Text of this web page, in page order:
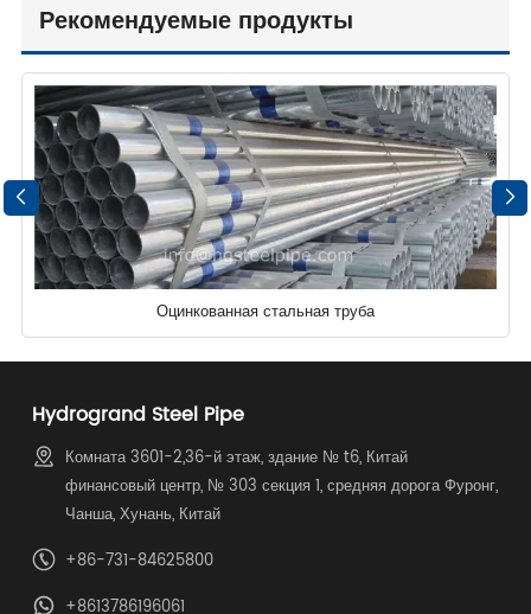
Рекомендуемые продукты
Оцинкованная стальная труба
Hydrogrand Steel Pipe
Комната 3601-2,36-й этаж, здание № t6, Китай
финансовый центр, № 303 секция 1, средняя дорога Фуронг,
Чанша, Хунань, Китай
+86-731-84625800
+8613786196061